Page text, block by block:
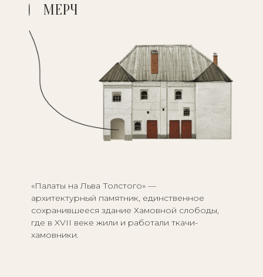
МЕРЧ
«Палаты на Льва Толстого» —
архитектурный памятник, единственное
сохранившееся здание Хамовной слободы,
где в XVII веке жили и работали ткачи-
хамовники.